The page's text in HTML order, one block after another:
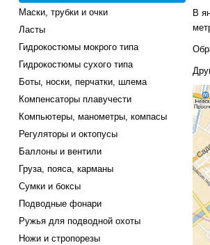
Маски, трубки и очки
Ласты
Гидрокостюмы мокрого типа
Гидрокостюмы сухого типа
Боты, носки, перчатки, шлема
Компенсаторы плавучести
Компьютеры, манометры, компасы
Регуляторы и октопусы
Баллоны и вентили
Груза, пояса, карманы
Сумки и боксы
Подводные фонари
Ружья для подводной охоты
Ножи и стропорезы
В